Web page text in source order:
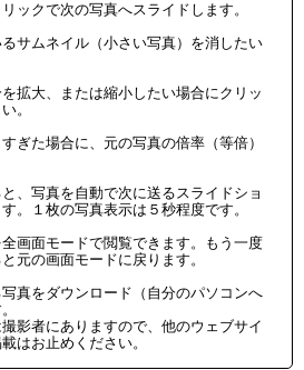
ックで次の写真へスライドします。
サムネイル（小さい写真）を消したい
拡大、または縮小したい場合にクリッ
。
ぎた場合に、元の写真の倍率（等倍）
、写真を自動で次に送るスライドショ
。１枚の写真表示は５秒程度です。
画面モードで閲覧できます。もう一度
元の画面モードに戻ります。
真をダウンロード（自分のパソコンへ
影者にありますので、他のウェブサイ
はお止めください。